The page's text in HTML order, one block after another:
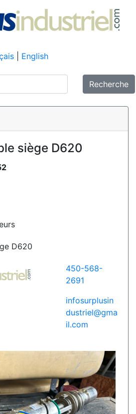
English
Recherche
siège D620
D620
450-568-
2691
infosurplusin
dustriel@gma
il.com